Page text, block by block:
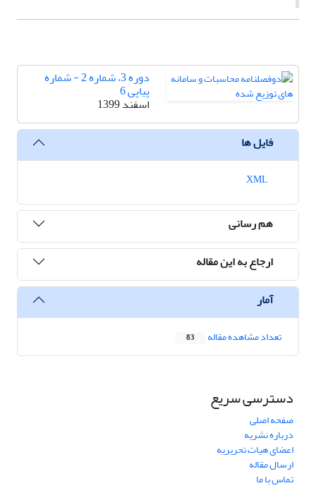
دوره 3، شماره 2 - شماره
پیاپی 6
اسفند 1399
فایل ها
هم رسانی
ارجاع به این مقاله
آمار
تعداد مشاهده مقاله 83
دسترسی سریع
صفحه اصلی
درباره نشریه
اعضای هیات تحریریه
ارسال مقاله
تماس با ما